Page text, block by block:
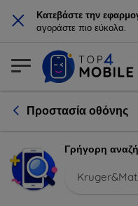
× Κατεβάστε την
αγοράστε πιο εύκολα.
Προστασία οθόνης
Γρήγορη